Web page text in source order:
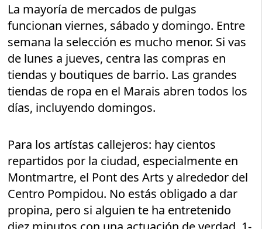
La mayoría de mercados de pulgas
funcionan viernes, sábado y domingo. Entre
semana la selección es mucho menor. Si vas
de lunes a jueves, centra las compras en
tiendas y boutiques de barrio. Las grandes
tiendas de ropa en el Marais abren todos los
días, incluyendo domingos.
Para los artístas callejeros: hay cientos
repartidos por la ciudad, especialmente en
Montmartre, el Pont des Arts y alrededor del
Centro Pompidou. No estás obligado a dar
propina, pero si alguien te ha entretenido